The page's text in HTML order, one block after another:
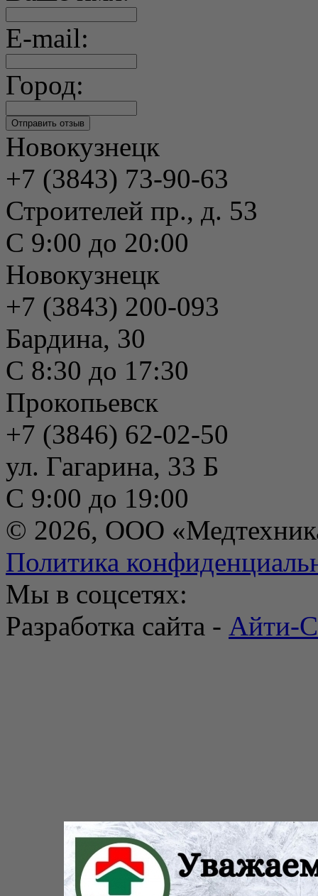
E-mail:
Город:
Новокузнецк
+7 (3843) 73-90-63
Строителей пр., д. 53
С 9:00 до 20:00
Новокузнецк
+7 (3843) 200-093
Бардина, 30
С 8:30 до 17:30
Прокопьевск
+7 (3846) 62-02-50
ул. Гагарина, 33 Б
С 9:00 до 19:00
© 2026, ООО
Политика
Мы в соцсетях:
Разработка сайта - Айти-